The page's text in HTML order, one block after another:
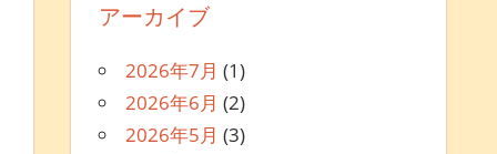
アーカイブ
2026年7月 (1)
2026年6月 (2)
2026年5月 (3)